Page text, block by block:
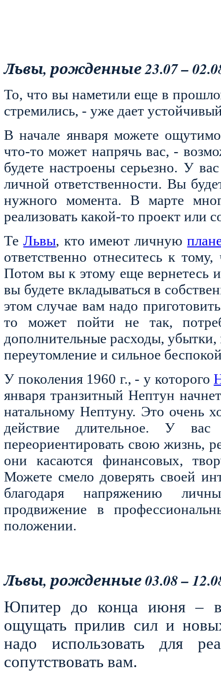
Львы, рожденные 23.07 –
То, что вы наметили еще в
стремились, - уже дает
В начале января можете
что-то может напрячь вас, -
будете настроены серьезно. У
личной ответственности. Вы
нужного момента. В марте
реализовать какой-то проект
ТеЛьвы, кто имеют личную
ответственно отнеситесь к
Потом вы к этому еще вернетесь
вы будете вкладываться в
этом случае вам надо
то может пойти не так,
дополнительные расходы,
переутомление и сильное
У поколения 1960 г., - у которого
января транзитный Нептун
натальному Нептуну. Это очень
действие длительное. У
переориентировать свою жизнь,
они касаются финансовых,
Можете смело доверять своей
благодаря напряжению
продвижение в
положении.
Львы, рожденные 03.08 –
Юпитер до конца июня – в
ощущать прилив сил и
надо использовать для
сопутствовать вам.